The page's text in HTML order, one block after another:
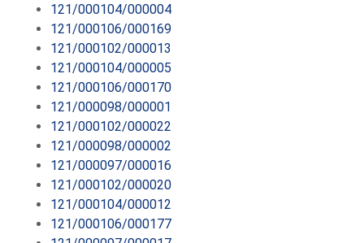
121/000104/000004
121/000106/000169
121/000102/000013
121/000104/000005
121/000106/000170
121/000098/000001
121/000102/000022
121/000098/000002
121/000097/000016
121/000102/000020
121/000104/000012
121/000106/000177